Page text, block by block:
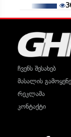
ჩვენს შესახებ
მასალის
რეკლამა
კონტაქტი